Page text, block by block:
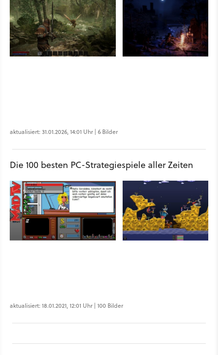
aktualisiert: 31.01.2026, 14:01 Uhr | 6 Bilder
Die 100 besten PC-Strategiespiele aller Zeiten
aktualisiert: 18.01.2021, 12:01 Uhr | 100 Bilder